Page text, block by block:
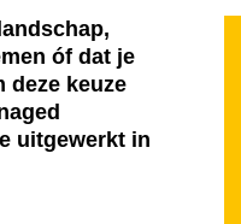
óf dat je
deze keuze
uitgewerkt in